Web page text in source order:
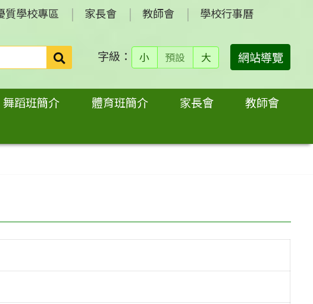
質學校專區 家長會 教師會 學校行事曆
搜
尋：
字級： 小 預設 大 網站導覽
舞蹈班簡介 體育班簡介 家長會
教師會